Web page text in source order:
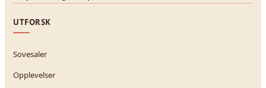
UTFORSK
Sovesaler
Opplevelser